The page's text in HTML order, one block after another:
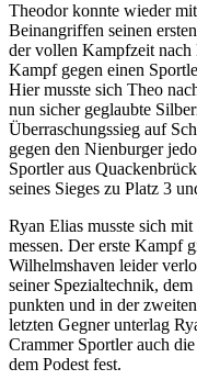
Theodor konnte wieder
Beinangriffen seinen
der vollen Kampfzeit nach
Kampf gegen einen
Hier musste sich Theo
nun sicher geglaubte
Überraschungssieg auf
gegen den Nienburger
Sportler aus
seines Sieges zu Platz 3
Ryan Elias musste sich
messen. Der erste Kampf
Wilhelmshaven leider
seiner Spezialtechnik,
punkten und in der
letzten Gegner unterlag
Crammer Sportler auch
dem Podest fest.